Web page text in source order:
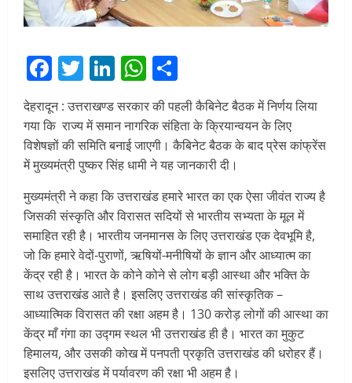
Facebook
Twitter
LinkedIn
WhatsApp
देहरादून : उत्तराखण्ड सरकार की पहली कैबिनेट बैठक में निर्णय लिया
गया कि राज्य में समान नागरिक संहिता के क्रियान्वयन के लिए
विशेषज्ञों की समिति बनाई जाएगी। कैबिनेट बैठक के बाद प्रेस कांफ्रेंस
में मुख्यमंत्री पुष्कर सिंह धामी ने यह जानकारी दी।
मुख्यमंत्री ने कहा कि उत्तराखंड हमारे भारत का एक ऐसा जीवंत राज्य है
जिसकी संस्कृति और विरासत सदियों से भारतीय सभ्यता के मूल में
समाहित रही है। भारतीय जनमानस के लिए उत्तराखंड एक देवभूमि है,
जो कि हमारे वेदों-पुराणों, ऋषियों-मनीषियों के ज्ञान और आध्यात्म का
केंद्र रही है। भारत के कोने कोने से लोग बड़ी आस्था और भक्ति के
साथ उत्तराखंड आते है। इसलिए उत्तराखंड की सांस्कृतिक –
आध्यात्मिक विरासत की रक्षा अहम है। 130 करोड़ लोगों की आस्था का
केंद्र माँ गंगा का उद्गम स्थल भी उत्तराखंड ही है। भारत का मुकुट
हिमालय, और उसकी कोख में पनपती प्रकृति उत्तराखंड की धरोहर हैं।
इसलिए उत्तराखंड में पर्यावरण की रक्षा भी अहम है।